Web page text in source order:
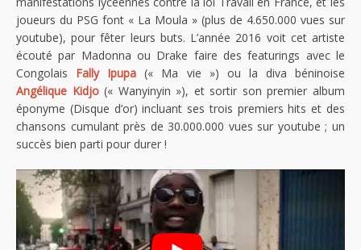
joueurs du PSG font « La Moula » (plus de 4.650.000 vues sur
youtube), pour fêter leurs buts. L’année 2016 voit cet artiste
écouté par Madonna ou Drake faire des featurings avec le
Congolais Fally Ipupa (« Ma vie ») ou la diva béninoise
Angélique Kidjo(« Wanyinyin »), et sortir son premier album
éponyme (Disque d’or) incluant ses trois premiers hits et des
chansons cumulant près de 30.000.000 vues sur youtube ; un
succès bien parti pour durer !